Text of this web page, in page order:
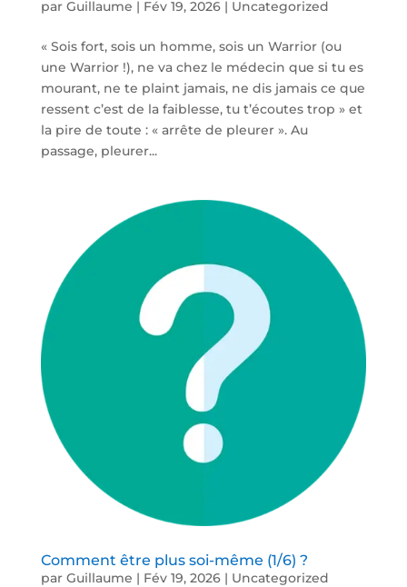
par Guillaume | Fév 19, 2026| Uncategorized
« Sois fort, sois un homme, sois un Warrior (ou
une Warrior !), ne va chez le médecin que si tu es
mourant, ne te plaint jamais, ne dis jamais ce que
ressent c’est de la faiblesse, tu t’écoutes trop » et
la pire de toute : « arrête de pleurer ». Au
passage, pleurer...
Comment être plus soi-même (1/6) ?
par Guillaume | Fév 19, 2026| Uncategorized